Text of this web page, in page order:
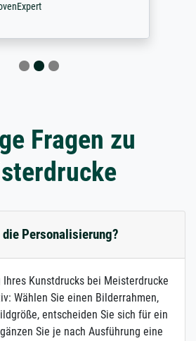
Fragen zu
Personalisierung?
Kunstdrucks bei Meisterdrucke
Wählen Sie einen Bilderrahmen,
entscheiden Sie sich für ein
Sie je nach Ausführung eine